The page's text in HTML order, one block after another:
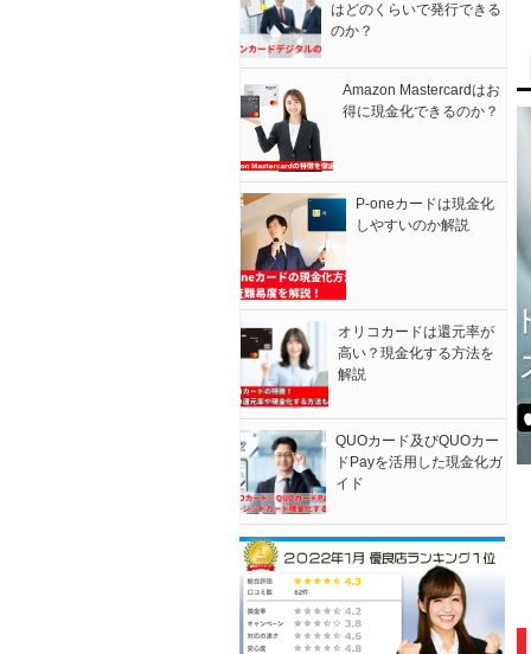
はどのくらいで発行できる
のか？
Amazon Mastercardはお
得に現金化できるのか？
P-oneカードは現金化
しやすいのか解説
オリコカードは還元率が
高い？現金化する方法を
解説
QUOカード及びQUOカー
ドPayを活用した現金化ガ
イド